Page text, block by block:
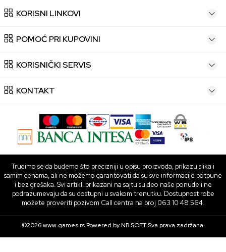
KORISNI LINKOVI
POMOĆ PRI KUPOVINI
KORISNIČKI SERVIS
KONTAKT
Trudimo se da budemo što precizniji u opisu proizvoda, prikazu slika i
samim cenama, ali ne možemo garantovati da su sve informacije potpune
i bez grešaka. Svi artikli prikazani na sajtu su deo naše ponude i ne
podrazumevaju da su dostupni u svakom trenutku. Dostupnost robe
možete proveriti pozivom Call centra na broj 063 10 48 564.
©2026www.games.rs Powered byNB SOFTSva prava zadržana.